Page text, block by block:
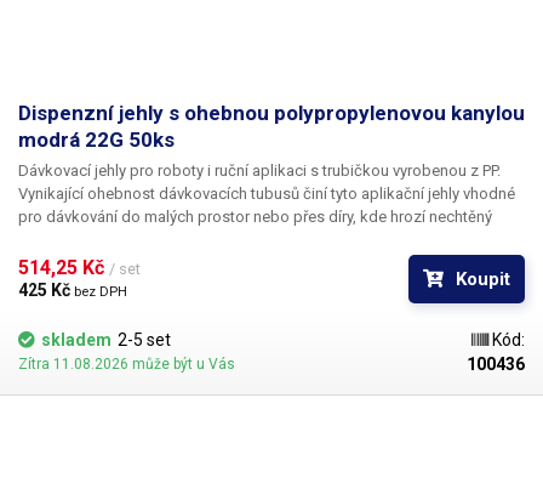
Dispenzní jehly s ohebnou polypropylenovou kanylou
modrá 22G 50ks
Dávkovací jehly pro roboty i ruční aplikaci s trubičkou vyrobenou z PP.
Vynikající ohebnost dávkovacích tubusů činí tyto aplikační jehly vhodné
pro dávkování do malých prostor nebo přes díry, kde hrozí nechtěný
popřípadě hrozí poškození obrobku nechtěným kontaktem s hrotem
jehly.
514,25 Kč / set
425 Kč bez DPH
Koupit
skladem 2-5 set
Zítra 11.08.2026 může být u Vás
Kód:
100436